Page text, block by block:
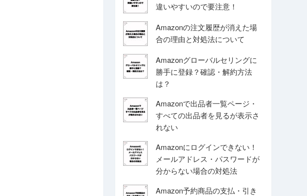
違いやすいので要注意！
Amazonの注文履歴が消えた場
合の理由と対処法について
Amazonグローバルセリングに
勝手に登録？確認・解約方法
は？
Amazonで出品者一覧ページ・
すべての出品者を見るが表示さ
れない
Amazonにログインできない！
メールアドレス・パスワードが
分からない場合の対処法
Amazon予約商品の支払・引き